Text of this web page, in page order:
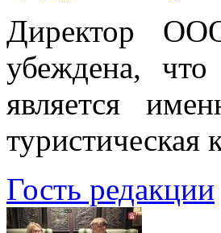
Директор
убеждена, что
является
туристическая
Гость редакции